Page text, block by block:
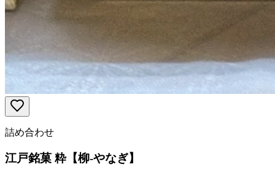
詰め合わせ
江戸銘菓 粋【柳-やなぎ】